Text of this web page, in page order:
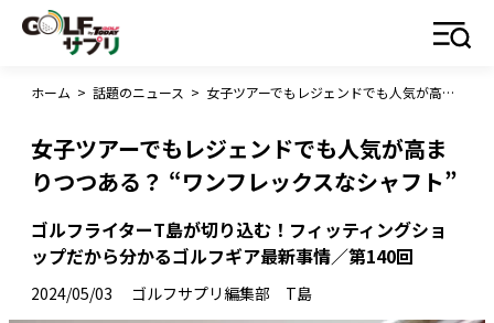
ホーム > 話題のニュース > 女子ツアーでもレジェンドでも人気が高まりつつある？ “ワンフレックスなシャフト”
女子ツアーでもレジェンドでも人気が高ま
りつつある？ “ワンフレックスなシャフト”
ゴルフライターT島が切り込む！フィッティングショ
ップだから分かるゴルフギア最新事情／第140回
2024/05/03 ゴルフサプリ編集部 T島